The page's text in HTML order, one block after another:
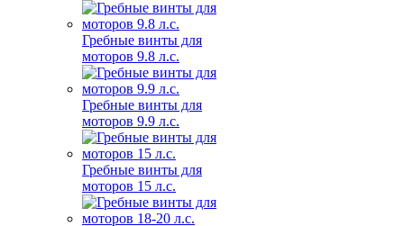
Гребные винты для
моторов 9.8 л.с.
Гребные винты для
моторов 9.9 л.с.
Гребные винты для
моторов 15 л.с.